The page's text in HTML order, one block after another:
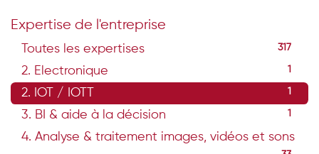
Expertise de l'entreprise
Toutes les expertises 317
2. Electronique 1
2. IOT / IOTT 1
3. BI & aide à la décision 1
4. Analyse & traitement images, vidéos et sons